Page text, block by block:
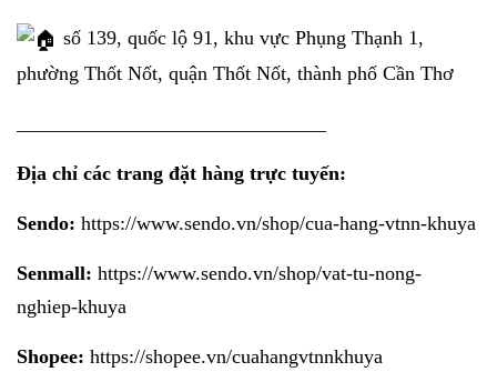
số 139, quốc lộ 91, khu vực Phụng Thạnh 1,
phường Thốt Nốt, quận Thốt Nốt, thành phố Cần Thơ
Địa chỉ các trang đặt hàng trực tuyến:
Sendo: https://www.sendo.vn/shop/cua-hang-vtnn-khuya
Senmall: https://www.sendo.vn/shop/vat-tu-nong-
nghiep-khuya
Shopee: https://shopee.vn/cuahangvtnnkhuya